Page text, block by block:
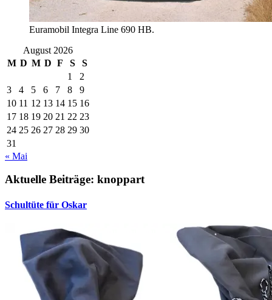
Euramobil Integra Line 690 HB.
August 2026
M D M D F S
S
1
2
3
4 5 6 7 8
9
10 11 12 13 14 15 16
17 18 19 20 21 22 23
24 25 26 27 28 29 30
31
« Mai
Aktuelle Beiträge: knoppart
Schultüte für Oskar